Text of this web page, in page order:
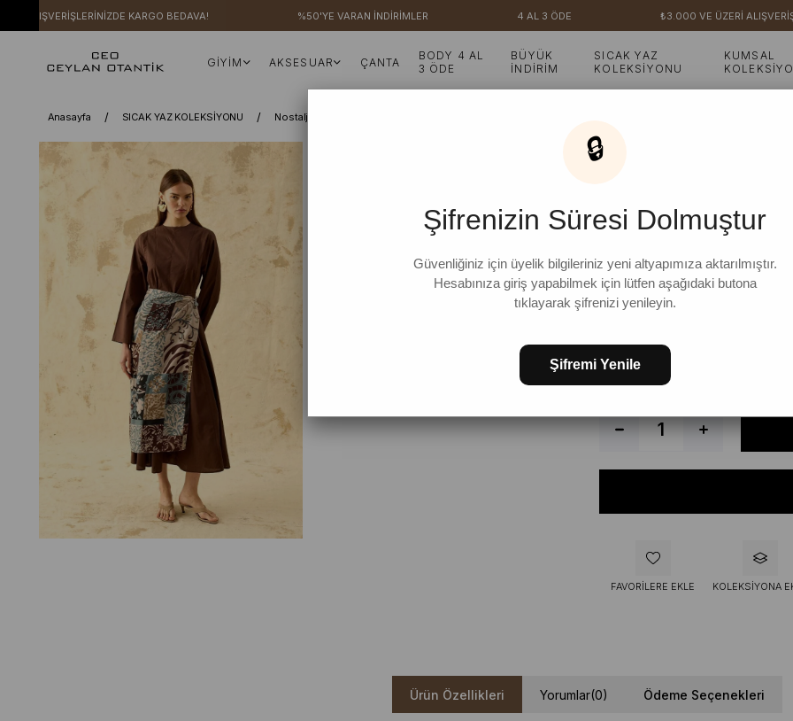
ALIŞVERİŞLERİNİZDE KARGO BEDAVA! %50'YE VARAN İNDİRİMLER 4 AL 3 ÖDE ₺3.000 VE ÜZERİ
GİYİM AKSESUAR ÇANTA
BODY 4 AL
3 ÖDE
BÜYÜK
İNDİRİM
SICAK YAZ
KOLEKSİYONU
KUMSAL
Anasayfa SICAK YAZ KOLEKSİYONU Nostalji Pareo
Nostalji Pareo
%
33
₺599,99
Beden Seçiniz
FAVORILERE EKLE KOLEKSIYONA
Ürün Özellikleri Yorumlar(0) Ödeme Seçenekleri
🔒
Şifrenizin Süresi Dolmuştur
Güvenliğiniz için üyelik bilgileriniz yeni altyapımıza aktarılmıştır.
Hesabınıza giriş yapabilmek için lütfen aşağıdaki butona
tıklayarak şifrenizi yenileyin.
Şifremi Yenile